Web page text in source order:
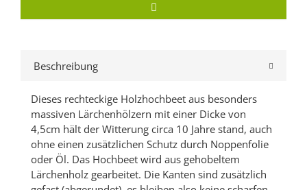
Beschreibung
Dieses rechteckige Holzhochbeet aus besonders
massiven Lärchenhölzern mit einer Dicke von
4,5cm hält der Witterung circa 10 Jahre stand, auch
ohne einen zusätzlichen Schutz durch Noppenfolie
oder Öl. Das Hochbeet wird aus gehobeltem
Lärchenholz gearbeitet. Die Kanten sind zusätzlich